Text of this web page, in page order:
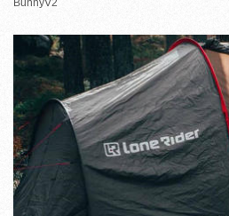
BunnyV2